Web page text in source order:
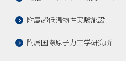
附属超低温物性実験施設
附属国際原子力工学研究所